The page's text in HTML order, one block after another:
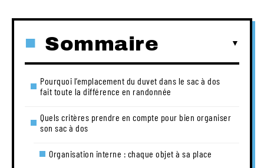
Sommaire
Pourquoi l’emplacement du duvet dans le sac à dos
fait toute la différence en randonnée
Quels critères prendre en compte pour bien organiser
son sac à dos
Organisation interne : chaque objet à sa place